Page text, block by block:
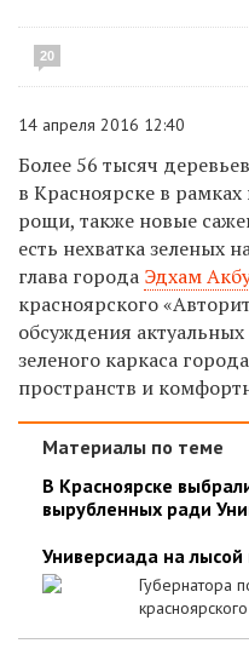
20
14 апреля 2016 12:40
Более 56 тысяч
в Красноярске в
рощи, также новые
есть нехватка зеленых
глава города Эдхам
красноярского
обсуждения
зеленого каркаса
пространств и
Материалы по теме
В Красноярске
вырубленных ради
Универсиада на лысой
Губернатора